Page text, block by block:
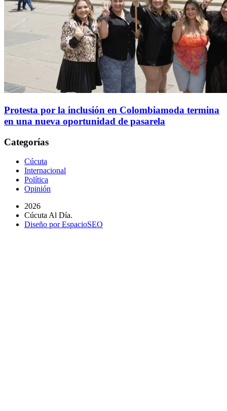
Protesta por la inclusión en Colombiamoda termina
en una nueva oportunidad de pasarela
Categorías
Cúcuta
Internacional
Política
Opinión
2026
Cúcuta Al Día.
Diseño por EspacioSEO